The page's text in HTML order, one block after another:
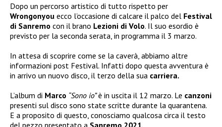
Dopo un percorso artistico di tutto rispetto per
Wrongonyou ecco l’occasione di calcare il palco del Festival
di Sanremo con il brano Lezioni di Volo. Il suo esordio è
previsto per la seconda serata, in programma il 3 marzo.
In attesa di scoprire come se la caverà, abbiamo altre
informazioni post Festival. Infatti dopo questa avventura è
in arrivo un nuovo disco, il terzo della sua carriera.
L’album di Marco “Sono io”è in uscita il 12 marzo. Le canzoni
presenti sul disco sono state scritte durante la quarantena.
E a proposito di questo, conosciamo qualcosa circa il testo
del pezzo presentato a Sanremo 2021.